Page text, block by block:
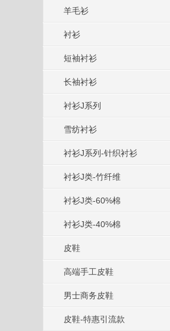
羊毛衫
衬衫
短袖衬衫
长袖衬衫
衬衫J系列
雪纺衬衫
衬衫J系列-针织衬衫
衬衫J类-竹纤维
衬衫J类-60%棉
衬衫J类-40%棉
皮鞋
高端手工皮鞋
男士商务皮鞋
皮鞋-特惠引流款